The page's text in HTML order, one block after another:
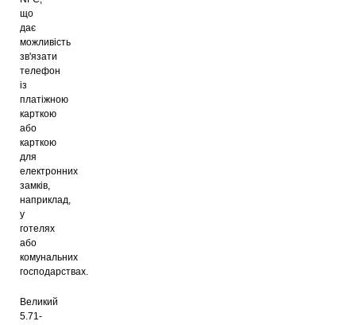
що
дає
можливість
зв'язати
телефон
із
платіжною
карткою
або
карткою
для
електронних
замків,
наприклад,
у
готелях
або
комунальних
господарствах.
Великий
5.71-